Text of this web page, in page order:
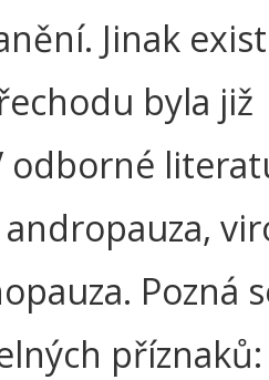
Jinak
byla již
odborné
Pozná
příznaků: